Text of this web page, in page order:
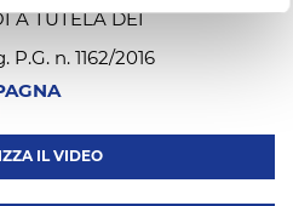
A TUTELA DEI
P.G. n. 1162/2016
IL VIDEO